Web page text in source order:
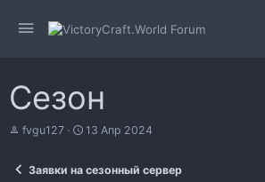
Сезон
А
fvgu127
Д
а
13 Апр 2024
Заявки на сезонный сервер